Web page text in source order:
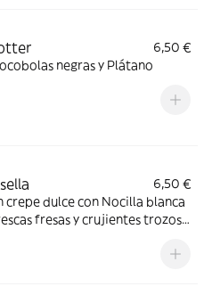
6,50 €
negras y Plátano
6,50 €
crepe dulce con Nocilla blanca
fresas y crujientes trozos
perfección dulzura y textura.”